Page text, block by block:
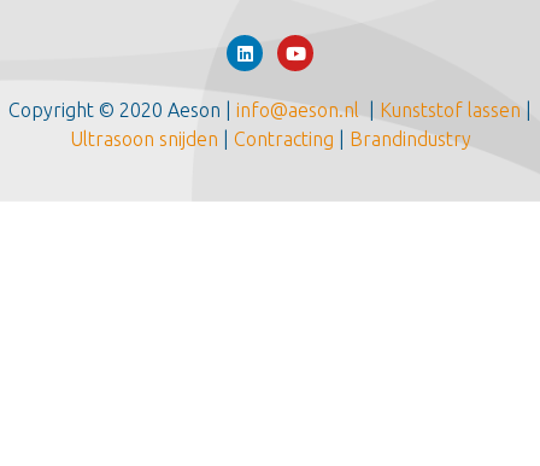
Copyright © 2020 Aeson | info@aeson.nl Kunststof lassen
Ultrasoon snijden
Contracting Brandindustry